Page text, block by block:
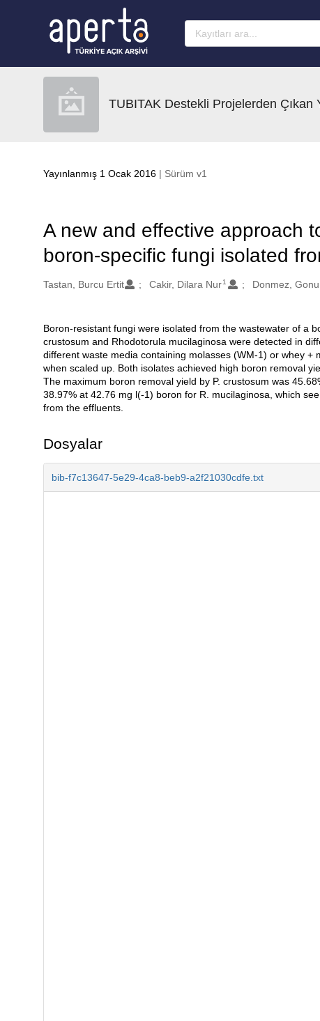
TUBITAK Destekli Projelerden Çıkan
Yayınlanmış 1 Ocak 2016 | Sürüm v1
A new and effective approach
boron-specific fungi isolated
Oluşturanlar
Tastan, Burcu Ertit Cakir, Dilara Nur1 Donmez,
Açıklama
Boron-resistant fungi were isolated from the wastewater of a
crustosum and Rhodotorula mucilaginosa were detected in
different waste media containing molasses (WM-1) or whey
when scaled up. Both isolates achieved high boron removal
The maximum boron removal yield by P. crustosum was
38.97% at 42.76 mg l(-1) boron for R. mucilaginosa, which
from the effluents.
Dosyalar
bib-f7c13647-5e29-4ca8-beb9-a2f21030cdfe.txt